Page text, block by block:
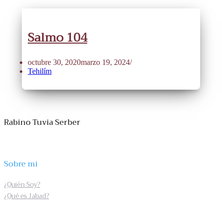
Salmo 104
octubre 30, 2020marzo 19, 2024
Tehilím
Rabino Tuvia Serber
Sobre mi
¿Quién Soy?
¿Qué es Jabad?